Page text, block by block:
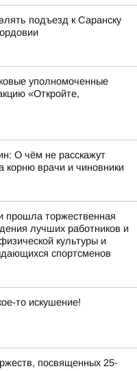
подъезд к Саранску
уполномоченные
«Откройте,
О чём не расскажут
корню врачи и чиновники
прошла торжественная
лучших работников и
культуры и
спортсменов
то искушение!
посвященных 25-